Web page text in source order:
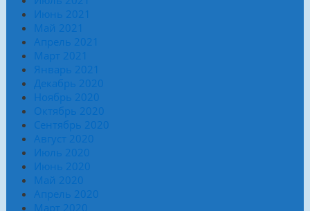
Июнь 2021
Май 2021
Апрель 2021
Март 2021
Январь 2021
Декабрь 2020
Ноябрь 2020
Октябрь 2020
Сентябрь 2020
Август 2020
Июль 2020
Июнь 2020
Май 2020
Апрель 2020
Март 2020